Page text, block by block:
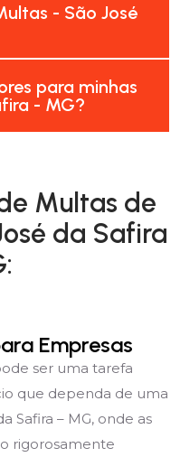
- São José
para minhas
- MG?
Multas de
da Safira
Empresas
ser uma tarefa
que dependa de uma
Safira – MG, onde as
rigorosamente